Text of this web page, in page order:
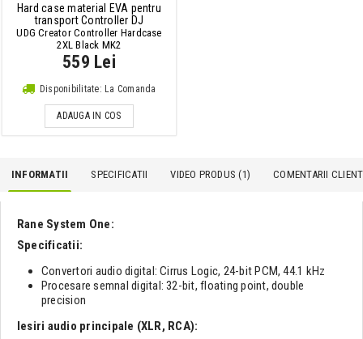
Hard case material EVA pentru
transport Controller DJ
UDG Creator Controller Hardcase
2XL Black MK2
559 Lei
Disponibilitate: La Comanda
ADAUGA IN COS
INFORMATII SPECIFICATII VIDEO PRODUS (1) COMENTARII
Rane System One:
Specificatii:
Convertori audio digital: Cirrus Logic, 24-bit PCM, 44.1 kHz
Procesare semnal digital: 32-bit, floating point, double
precision
Iesiri audio principale (XLR, RCA):